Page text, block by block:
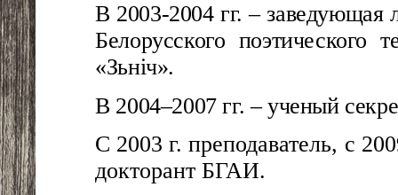
В 2003-2004 гг. – заведующая
Белорусского поэтического
«Зьніч».
В 2004–2007 гг. – ученый
С 2003 г. преподаватель, с
докторант БГАИ.